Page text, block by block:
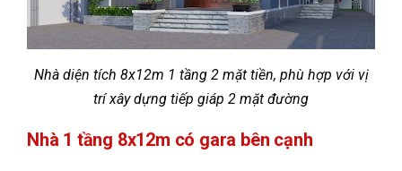
Nhà diện tích 8x12m 1 tầng 2 mặt tiền, phù hợp với vị
trí xây dựng tiếp giáp 2 mặt đường
Nhà 1 tầng 8x12m có gara bên cạnh